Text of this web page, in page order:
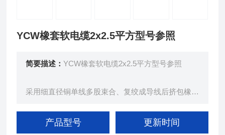
YCW橡套软电缆2x2.5平方型号参照
简要描述：YCW橡套软电缆2x2.5平方型号参照
采用细直径铜单线多股束合、复绞成导线后挤包橡皮
产品型号 更新时间